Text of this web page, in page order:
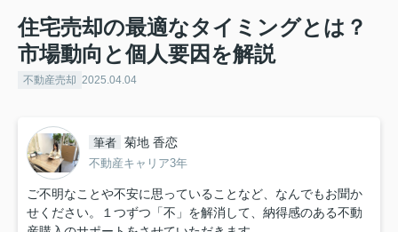
住宅売却の最適なタイミングとは？
市場動向と個人要因を解説
不動産売却 2025.04.04
筆者 菊地 香恋
不動産キャリア3年
ご不明なことや不安に思っていることなど、なんでもお聞か
せください。１つずつ「不」を解消して、納得感のある不動